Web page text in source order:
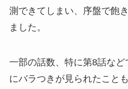
測できてしまい、序盤で飽
ました。
一部の話数、特に第8話など
にバラつきが見られたこと